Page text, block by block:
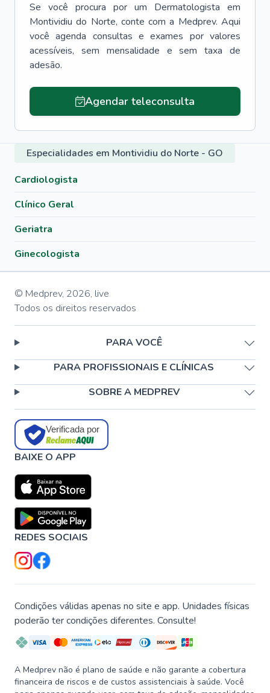
Se você procura por um Dermatologista em
Montividiu do Norte, conte com a Medprev. Aqui
você agenda consultas e exames por valores
acessíveis, sem mensalidade e sem taxa de
adesão.
Agendar teleconsulta
Especialidades em Montividiu do Norte - GO
Cardiologista
Clínico Geral
Geriatra
Ginecologista
© Medprev, 2026, live
Todos os direitos reservados
PARA VOCÊ
PARA PROFISSIONAIS E CLÍNICAS
SOBRE A MEDPREV
Verificada por
BAIXE O APP
REDES SOCIAIS
Condições válidas apenas no site e app. Unidades físicas
poderão ter condições diferentes. Consulte!
A Medprev não é plano de saúde e não garante a cobertura
financeira de riscos e de custos assistenciais à saúde. Você